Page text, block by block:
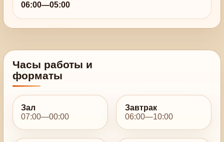
06:00—05:00
Часы работы и
форматы
Зал
07:00—00:00
Завтрак
06:00—10:00